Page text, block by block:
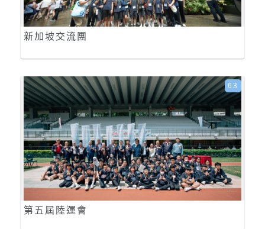
新加坡交流團
第五屆陸運會
63